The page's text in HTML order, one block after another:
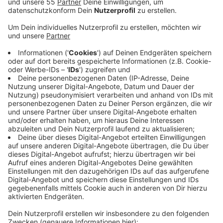
Die drei Indexfälle stehen nach Angaben des
Gesundheitsamtes in direktem Zusammenhang. Die
Betroffenen befinden sich bereits seit dem 3. Mai
Quarantäne. Gleiches gelte für die Haushaltskontakte
und die engen Kontaktpersonen. Das Mutations-
Testergebnis wurde dem Kreis Kleve nach eigenen
Angaben erst jetzt durch das untersuchende Labor
mitgeteilt. Die Kontaktpersonen werden darüber
informiert und erneut getestet. Darüber hinaus hat es
entsprechende Kontakte in die Liebfrauenschule, den
Kindergarten St. Raphael sowie die Gesamtschule in
Geldern gegeben. Hier sollen zeitnah grosszügige
Testungen stattfinden.
Hier gibt es weitere Informationen